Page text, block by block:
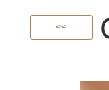
<<